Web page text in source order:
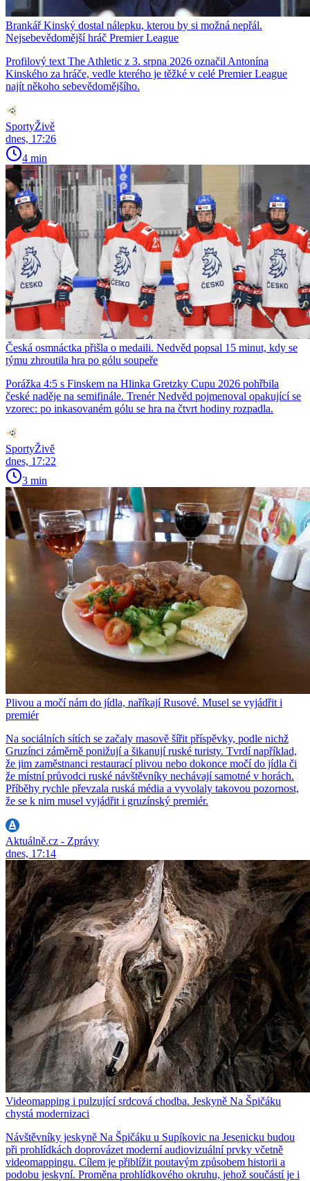
Brankář Kinský dostal nálepku, kterou by si možná nepřál.
Nejsebevědomější hráč Premier League
Profilový text The Athletic z 3. srpna 2026 označil Antonína
Kinského za hráče, vedle kterého je těžké v celé Premier League
najít někoho sebevědomějšího.
SportyŽivě
dnes, 17:26
4 min
Česká osmnáctka přišla o medaili. Nedvěd popsal 15 minut, kdy se
týmu zhroutila hra po gólu soupeře
Porážka 4:5 s Finskem na Hlinka Gretzky Cupu 2026 pohřbila
české naděje na semifinále. Trenér Nedvěd pojmenoval opakující se
vzorec: po inkasovaném gólu se hra na čtvrt hodiny rozpadla.
SportyŽivě
dnes, 17:22
3 min
Plivou a močí nám do jídla, naříkají Rusové. Musel se vyjádřit i
premiér
Na sociálních sítích se začaly masově šířit příspěvky, podle nichž
Gruzínci záměrně ponižují a šikanují ruské turisty. Tvrdí například,
že jim zaměstnanci restaurací plivou nebo dokonce močí do jídla či
že místní průvodci ruské návštěvníky nechávají samotné v horách.
Příběhy rychle převzala ruská média a vyvolaly takovou pozornost,
že se k nim musel vyjádřit i gruzínský premiér.
Aktuálně.cz - Zprávy
dnes, 17:14
Videomapping i pulzující srdcová chodba. Jeskyně Na Špičáku
chystá modernizaci
Návštěvníky jeskyně Na Špičáku u Supíkovic na Jesenicku budou
při prohlídkách doprovázet moderní audiovizuální prvky včetně
videomappingu. Cílem je přiblížit poutavým způsobem historii a
podobu jeskyní. Proměna prohlídkového okruhu, jehož součástí je i